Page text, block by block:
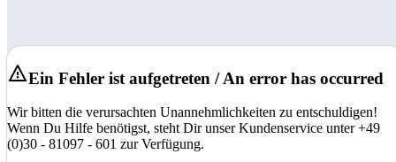
Ein Fehler ist aufgetreten / An error has occurred
Wir bitten die verursachten Unannehmlichkeiten zu entschuldigen!
Wenn Du Hilfe benötigst, steht Dir unser Kundenservice unter +49
(0)30 - 81097 - 601 zur Verfügung.